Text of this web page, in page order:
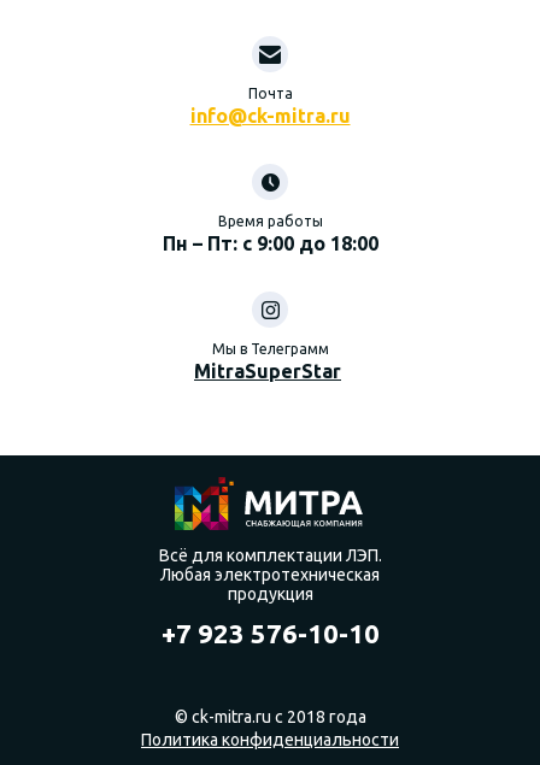
Почта
info@ck-mitra.ru
Время работы
Пн – Пт: с 9:00 до 18:00
Мы в Телеграмм
MitraSuperStar
Всё для комплектации ЛЭП.
Любая электротехническая
продукция
+7 923 576-10-10
© ck-mitra.ru с 2018 года
Политика конфиденциальности